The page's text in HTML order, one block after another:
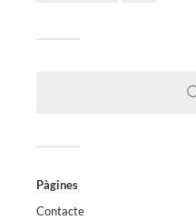
Pàgines
Contacte